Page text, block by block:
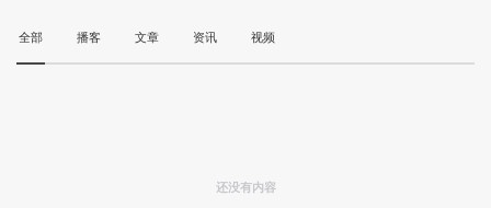
全部 播客 文章 资讯 视频
还没有内容